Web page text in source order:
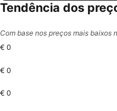
Tendência dos
Com base nos preços mais
€ 0
€ 0
€ 0